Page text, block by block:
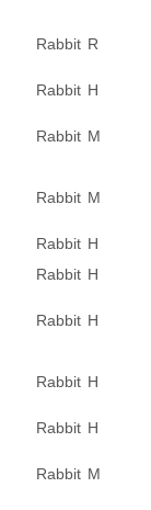
Rabbit R
Rabbit H
Rabbit M
Rabbit M
Rabbit H
Rabbit H
Rabbit H
Rabbit H
Rabbit H
Rabbit M